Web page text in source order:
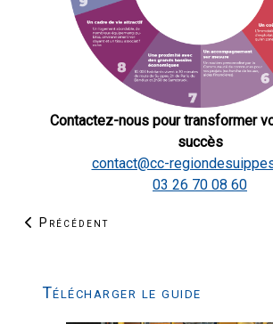
Contactez-nous pour transformer
succès
contact@cc-
03 26 70 08 60
Article précédent : Éxonérations
Précédent
Télécharger le guide